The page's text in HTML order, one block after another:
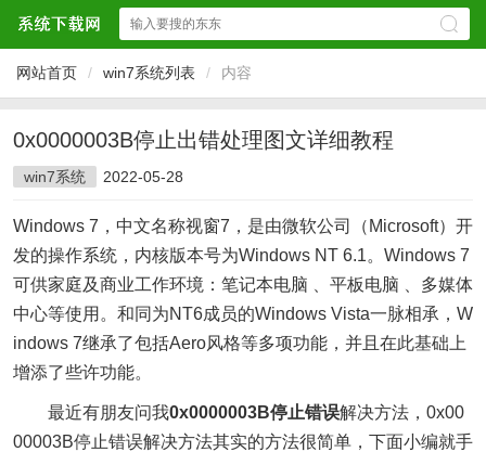
网站首页 / win7系统列表 / 内容
0x0000003B停止出错处理图文详细教程
win7系统 2022-05-28
Windows 7，中文名称视窗7，是由微软公司（Microsoft）开
发的操作系统，内核版本号为Windows NT 6.1。Windows 7
可供家庭及商业工作环境：笔记本电脑 、平板电脑 、多媒体
中心等使用。和同为NT6成员的Windows Vista一脉相承，W
indows 7继承了包括Aero风格等多项功能，并且在此基础上
增添了些许功能。
最近有朋友问我0x0000003B停止错误解决方法，0x00
00003B停止错误解决方法其实的方法很简单，下面小编就手